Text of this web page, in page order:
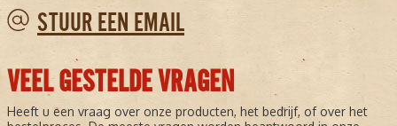
STUUR EEN EMAIL
VEEL GESTELDE VRAGEN
Heeft u een vraag over onze producten, het bedrijf, of over het